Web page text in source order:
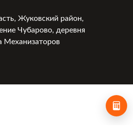
Жуковский район,
Чубарово, деревня
Механизаторов